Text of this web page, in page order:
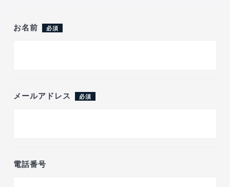
お名前 必須
メールアドレス 必須
電話番号